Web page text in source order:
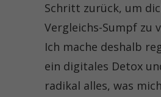
Schritt zurück, um
Vergleichs-Sumpf zu
Ich mache deshalb
ein digitales Detox
radikal alles, was mich